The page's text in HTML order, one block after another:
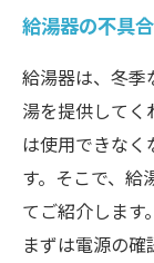
給湯器の不具
給湯器は、冬季
湯を提供してく
は使用できなく
す。そこで、給
てご紹介します
まずは電源の